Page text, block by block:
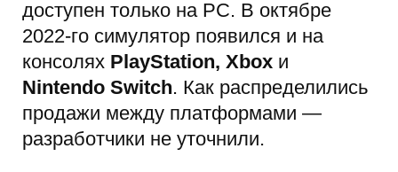
доступен только на PC. В октябре
2022-го симулятор появился и на
консолях PlayStation, Xbox и
Nintendo Switch. Как распределились
продажи между платформами —
разработчики не уточнили.